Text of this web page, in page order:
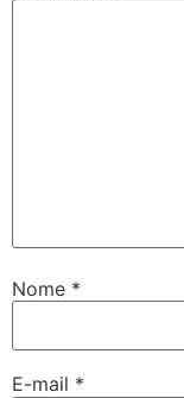
Nome *
E-mail *